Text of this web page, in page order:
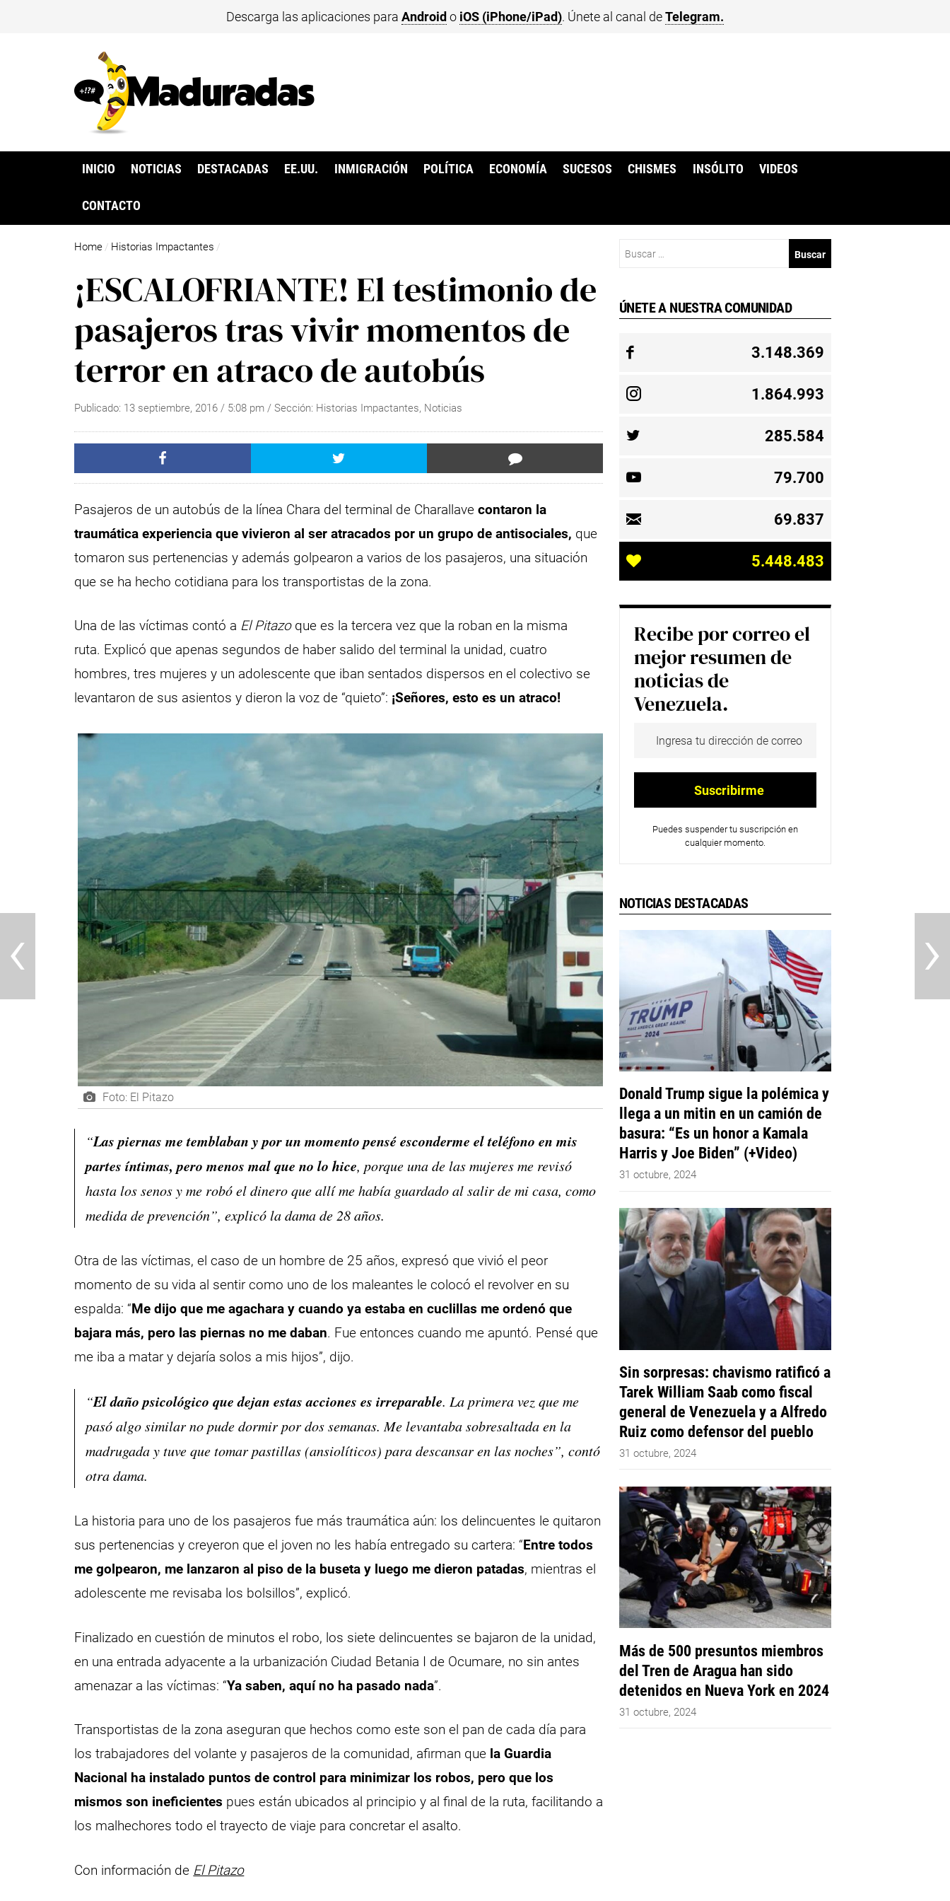
Descarga las aplicaciones para Android o iOS (iPhone/iPad). Únete al canal deTelegram.
INICIO NOTICIAS DESTACADAS EE.UU. INMIGRACIÓN POLÍTICA ECONOMÍA SUCESOS CHISMES INSÓLITO VIDEOS
CONTACTO
Home / Historias Impactantes /
¡ESCALOFRIANTE! El testimonio de
pasajeros tras vivir momentos de
terror en atraco de autobús
Publicado: 13 septiembre, 2016 / 5:08 pm/ Sección: Historias Impactantes, Noticias
Pasajeros de un autobús de la línea Chara del terminal de Charallavecontaron la
traumática experiencia que vivieron al ser atracados por un grupo de antisociales, que
tomaron sus pertenencias y además golpearon a varios de los pasajeros, una situación
que se ha hecho cotidiana para los transportistas de la zona.
Una de las víctimas contó a El Pitazoque es la tercera vez que la roban en la misma
ruta. Explicó que apenas segundos de haber salido del terminal la unidad, cuatro
hombres, tres mujeres y un adolescente que iban sentados dispersos en el colectivo se
levantaron de sus asientos y dieron la voz de “quieto”: ¡Señores, esto es un atraco!
Foto: El Pitazo
“Las piernas me temblaban y por un momento pensé esconderme el teléfono en mis
partes íntimas, pero menos mal que no lo hice, porque una de las mujeres me revisó
hasta los senos y me robó el dinero que allí me había guardado al salir de mi casa, como
medida de prevención”, explicó la dama de 28 años.
Otra de las víctimas, el caso de un hombre de 25 años, expresó que vivió el peor
momento de su vida al sentir como uno de los maleantes le colocó el revolver en su
espalda: “Me dijo que me agachara y cuando ya estaba en cuclillas me ordenó que
bajara más, pero las piernas no me daban. Fue entonces cuando me apuntó. Pensé que
me iba a matar y dejaría solos a mis hijos”, dijo.
“El daño psicológico que dejan estas acciones es irreparable. La primera vez que me
pasó algo similar no pude dormir por dos semanas. Me levantaba sobresaltada en la
madrugada y tuve que tomar pastillas (ansiolíticos) para descansar en las noches”, contó
otra dama.
La historia para uno de los pasajeros fue más traumática aún: los delincuentes le quitaron
sus pertenencias y creyeron que el joven no les había entregado su cartera: “Entre todos
me golpearon, me lanzaron al piso de la buseta y luego me dieron patadas, mientras el
adolescente me revisaba los bolsillos”, explicó.
Finalizado en cuestión de minutos el robo, los siete delincuentes se bajaron de la unidad,
en una entrada adyacente a la urbanización Ciudad Betania I de Ocumare, no sin antes
amenazar a las víctimas: “Ya saben, aquí no ha pasado nada”.
Transportistas de la zona aseguran que hechos como este son el pan de cada día para
los trabajadores del volante y pasajeros de la comunidad, afirman que la Guardia
Nacional ha instalado puntos de control para minimizar los robos, pero que los
mismos son ineficientes pues están ubicados al principio y al final de la ruta, facilitando a
los malhechores todo el trayecto de viaje para concretar el asalto.
Con información de El Pitazo
ÚNETE A NUESTRA COMUNIDAD
3.148.369
1.864.993
285.584
79.700
69.837
5.448.483
Recibe por correo el
mejor resumen de
noticias de
Venezuela.
Puedes suspender tu suscripción en
cualquier momento.
NOTICIAS DESTACADAS
Donald Trump sigue la polémica y
llega a un mitin en un camión de
basura: “Es un honor a Kamala
Harris y Joe Biden” (+Video)
31 octubre, 2024
Sin sorpresas: chavismo ratificó a
Tarek William Saab como fiscal
general de Venezuela y a Alfredo
Ruiz como defensor del pueblo
31 octubre, 2024
Más de 500 presuntos miembros
del Tren de Aragua han sido
detenidos en Nueva York en 2024
31 octubre, 2024
›
‹